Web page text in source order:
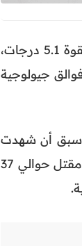
ويأتي هذا الزلزال بعد أقل من أسبوع من هزة أرضية أخرى ضربت شمال إيران بقوة 5.1 درجات،
جيولوجية
سبق أن شهدت
زلزالاً مدمراً عام 1990 في شمال غرب البلاد، بلغت شدته 7.7 درجات، وأسفر عن مقتل حوالي 37